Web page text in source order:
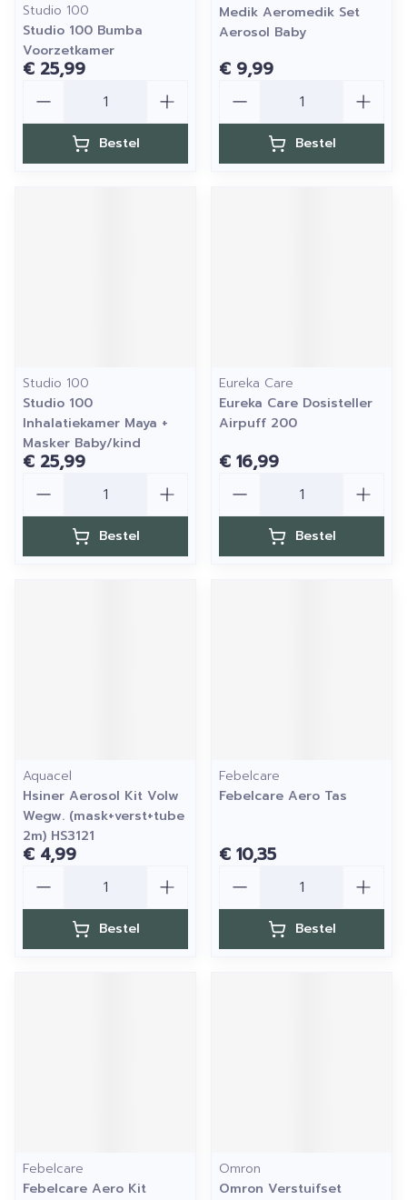
Studio 100
Studio 100 Bumba
Voorzetkamer
€ 25,99
Bestel
Medik Aeromedik Set
Aerosol Baby
€ 9,99
Bestel
Studio 100
Studio 100
Inhalatiekamer Maya +
Masker Baby/kind
€ 25,99
Bestel
Eureka Care
Eureka Care Dosisteller
Airpuff 200
€ 16,99
Bestel
Aquacel
Hsiner Aerosol Kit Volw
Wegw. (mask+verst+tube
2m) HS3121
€ 4,99
Bestel
Febelcare
Febelcare Aero Tas
€ 10,35
Bestel
Febelcare
Febelcare Aero Kit
Omron
Omron Verstuifset